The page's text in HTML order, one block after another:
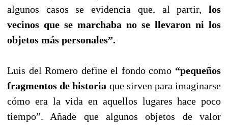
algunos casos se evidencia que, al partir, los
vecinos que se marchaba no se llevaron ni los
objetos más personales”.
Luis del Romero define el fondo como “pequeños
fragmentos de historia que sirven para imaginarse
cómo era la vida en aquellos lugares hace poco
tiempo”. Añade que algunos objetos de valor